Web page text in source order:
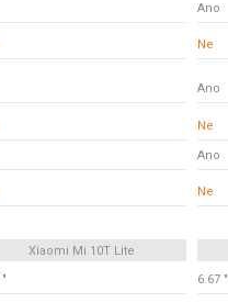
Ano
Ne
Ano
Ne
Ano
Ne
Xiaomi Mi 10T Lite
6.67 "